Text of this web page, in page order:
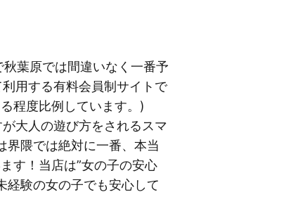
葉原では間違いなく一番予
用する有料会員制サイトで
程度比例しています。)
大人の遊び方をされるスマ
界隈では絶対に一番、本当
す！当店は”女の子の安心
経験の女の子でも安心して